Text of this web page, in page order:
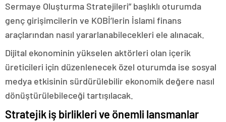
Sermaye Oluşturma Stratejileri” başlıklı oturumda
genç girişimcilerin ve KOBİ’lerin İslami finans
araçlarından nasıl yararlanabilecekleri ele alınacak.
Dijital ekonominin yükselen aktörleri olan içerik
üreticileri için düzenlenecek özel oturumda ise sosyal
medya etkisinin sürdürülebilir ekonomik değere nasıl
dönüştürülebileceği tartışılacak.
Stratejik iş birlikleri ve önemli lansmanlar